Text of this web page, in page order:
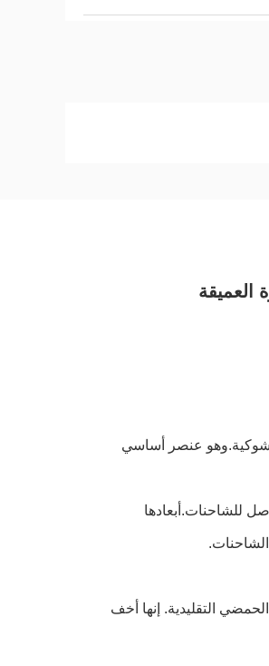
العميقة
عنصر أساسي
للشاحنات.أبعادها
التقليدية. إنها أخف